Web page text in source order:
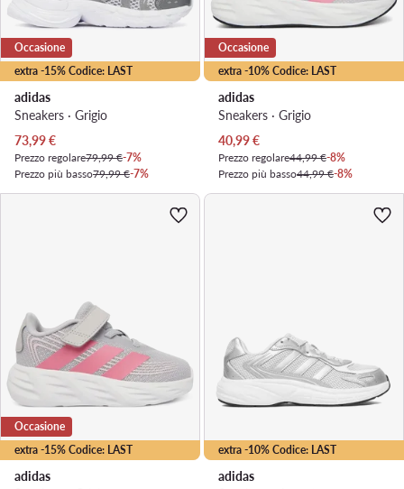
extra -15% Codice: LAST
Occasione
adidas
Sneakers · Grigio
Prezzo attuale
73,99€
Prezzo regolare79,99 €-7%
Prezzo più basso79,99 €-7%
extra -10% Codice: LAST
Occasione
adidas
Sneakers · Grigio
Prezzo attuale
40,99€
Prezzo regolare44,99 €-8%
Prezzo più basso44,99 €-8%
extra -15% Codice: LAST
Occasione
adidas
extra -10% Codice: LAST
adidas